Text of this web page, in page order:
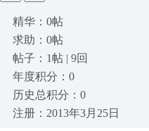
精华：0帖
求助：0帖
帖子：1帖 | 9回
年度积分：0
历史总积分：0
注册：2013年3月25日